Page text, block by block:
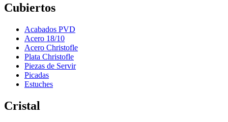
Cubiertos
Acabados PVD
Acero 18/10
Acero Christofle
Plata Christofle
Piezas de Servir
Picadas
Estuches
Cristal